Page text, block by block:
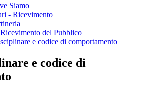
Siamo
- Ricevimento
del Pubblico
e codice di comportamento
e codice di